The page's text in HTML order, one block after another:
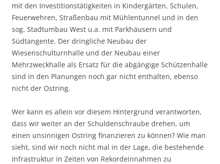
mit den Investitionstätigkeiten in Kindergärten, Schulen,
Feuerwehren, Straßenbau mit Mühlentunnel und in den
sog. Stadtumbau West u.a. mit Parkhäusern und
Südtangente. Der dringliche Neubau der
Wiesenschulturnhalle und der Neubau einer
Mehrzweckhalle als Ersatz für die abgängige Schützenhalle
sind in den Planungen noch gar nicht enthalten, ebenso
nicht der Ostring.
Wer kann es allein vor diesem Hintergrund verantworten,
dass wir weiter an der Schuldenschraube drehen, um
einen unsinnigen Ostring finanzieren zu können? Wie man
sieht, sind wir noch nicht mal in der Lage, die bestehende
Infrastruktur in Zeiten von Rekordeinnahmen zu